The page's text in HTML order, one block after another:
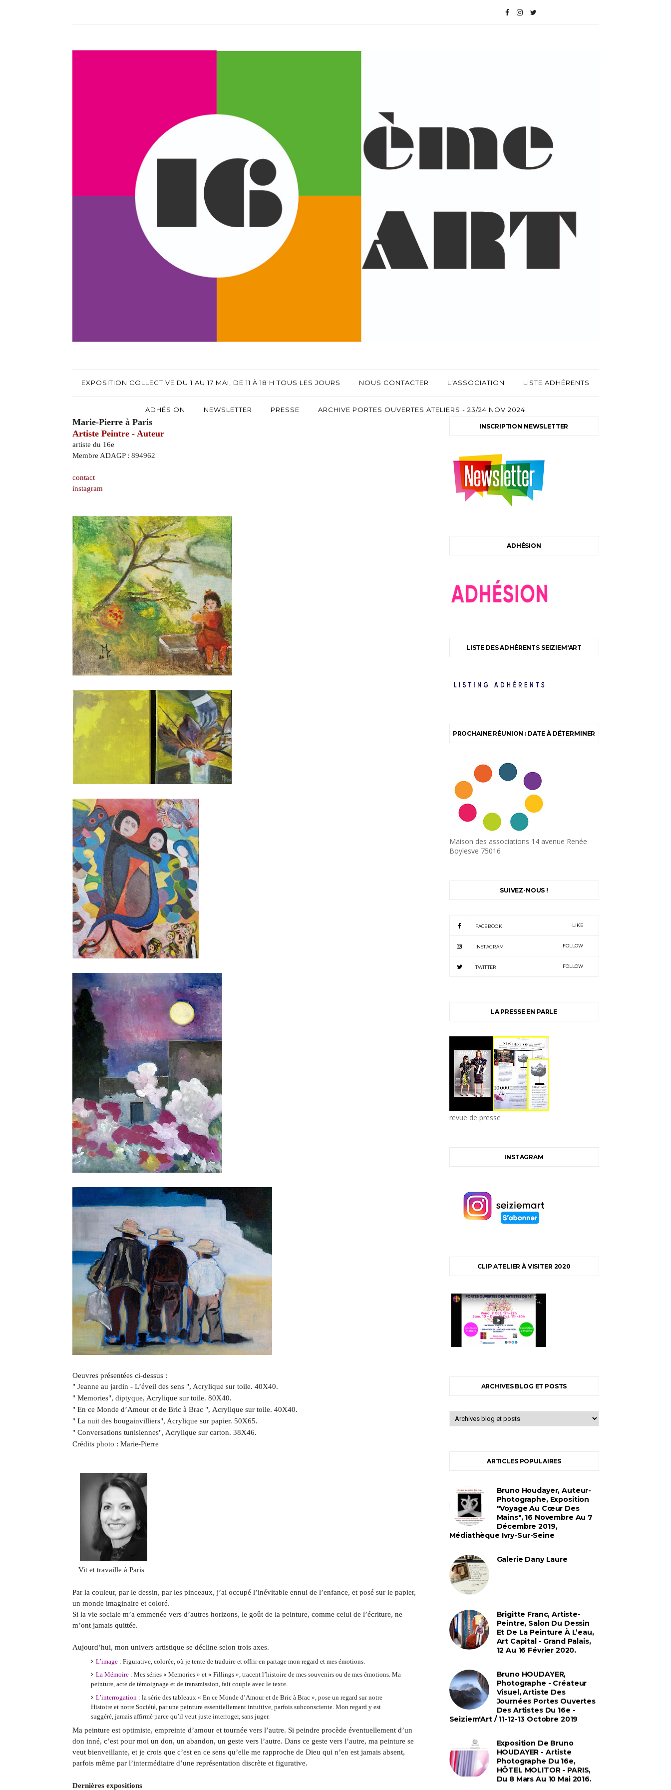
EXPOSITION COLLECTIVE DU 1 AU 17 MAI, DE 11 À 18 H TOUS LES JOURS NOUS CONTACTER L'ASSOCIATION LISTE ADHÉRENTS
ADHÉSION NEWSLETTER PRESSE ARCHIVE PORTES OUVERTES ATELIERS - 23/24 NOV 2024
Marie-Pierre à Paris
ArtistePeintre - Auteur
artiste du 16e
Membre ADAGP : 894962
contact
instagram
Oeuvres présentées ci-dessus :
" Jeanne au jardin - L’éveil des sens ", Acrylique sur toile. 40X40.
" Memories", diptyque, Acrylique sur toile. 80X40.
" En ce Monde d’Amour et de Bric à Brac ", Acrylique sur toile. 40X40.
" La nuit des bougainvilliers", Acrylique sur papier. 50X65.
" Conversations tunisiennes", Acrylique sur carton. 38X46.
Crédits photo : Marie-Pierre
Vit et travaille à Paris
Par la couleur, par le dessin, par les pinceaux, j’ai occupé l’inévitable ennui de l’enfance, et posé sur le papier,
un monde imaginaire et coloré.
Si la vie sociale m’a emmenée vers d’autres horizons, le goût de la peinture, comme celui de l’écriture, ne
m’ont jamais quittée.
Aujourd’hui, mon univers artistique se décline selon trois axes.
L’image : Figurative, colorée, où je tente de traduire et offrir en partage mon regard et mes émotions.
La Mémoire : Mes séries « Memories » et « Fillings », tracent l’histoire de mes souvenirs ou de mes émotions. Ma
peinture, acte de témoignage et de transmission, fait couple avec le texte.
L’interrogation : la série des tableaux « En ce Monde d’Amour et de Bric à Brac », pose un regard sur notre
Histoire et notre Société, par une peinture essentiellement intuitive, parfois subconsciente. Mon regard y est
suggéré, jamais affirmé parce qu’il veut juste interroger, sans juger.
Ma peinture est optimiste, empreinte d’amour et tournée vers l’autre. Si peindre procède éventuellement d’un
don inné, c’est pour moi un don, un abandon, un geste vers l’autre. Dans ce geste vers l’autre, ma peinture se
veut bienveillante, et je crois que c’est en ce sens qu’elle me rapproche de Dieu qui n’en est jamais absent,
parfois même par l’intermédiaire d’une représentation discrète et figurative.
Dernières expositions
INSCRIPTION NEWSLETTER
ADHÉSION
LISTE DES ADHÉRENTS SEIZIEM'ART
PROCHAINE RÉUNION : DATE À DÉTERMINER
Maison des associations 14 avenue Renée
Boylesve 75016
SUIVEZ-NOUS !
FACEBOOK LIKE
INSTAGRAM FOLLOW
TWITTER FOLLOW
LA PRESSE EN PARLE
revue de presse
INSTAGRAM
CLIP ATELIER À VISITER 2020
ARCHIVES BLOG ET POSTS
ARTICLES POPULAIRES
Bruno Houdayer, Auteur-
Photographe, Exposition
"Voyage Au Cœur Des
Mains", 16 Novembre Au 7
Décembre 2019,
Médiathèque Ivry-Sur-Seine
Galerie Dany Laure
Brigitte Franc, Artiste-
Peintre, Salon Du Dessin
Et De La Peinture À L’eau,
Art Capital - Grand Palais,
12 Au 16 Février 2020.
Bruno HOUDAYER,
Photographe - Créateur
Visuel, Artiste Des
Journées Portes Ouvertes
Des Artistes Du 16e -
Seiziem'Art / 11-12-13 Octobre 2019
Exposition De Bruno
HOUDAYER - Artiste
Photographe Du 16e,
HÔTEL MOLITOR - PARIS,
Du 8 Mars Au 10 Mai 2016.